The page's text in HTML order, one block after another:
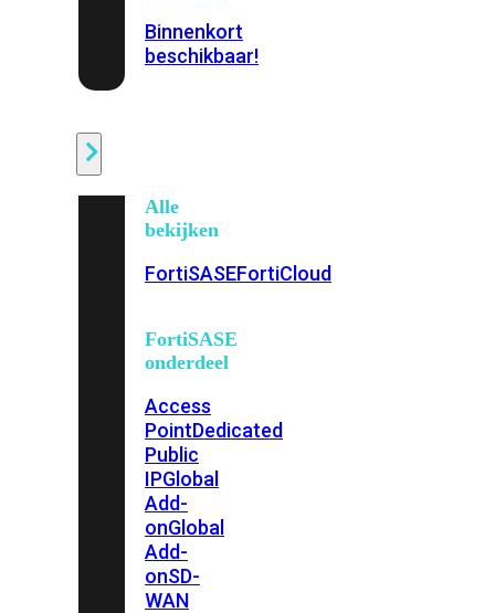
Binnenkort
beschikbaar!
Alle
bekijken
FortiSASEFortiCloud
FortiSASE
onderdeel
Access
PointDedicated
Public
IPGlobal
Add-
onGlobal
Add-
onSD-
WAN